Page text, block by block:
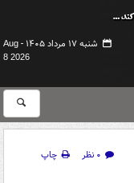
شنبه ۱۷ مرداد ۱۴۰۵ -
Aug
8 2026
۰ نظر
چاپ